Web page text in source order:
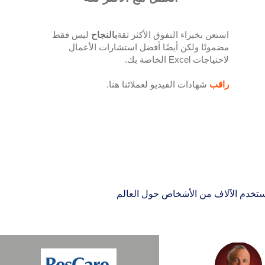
استعن بخبراء التفوق الأكثر ثقةبالنجاح ليس فقط
مضمونًا ولكن أيضًا أفضل استشارات الأعمال
لاحتياجات Excel الخاصة بك.
راقب شهادات الفيديو لعملائنا هنا.